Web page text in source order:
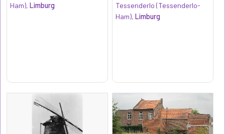
Ham), Limburg
Tessenderlo (Tessenderlo-
Ham),Limburg